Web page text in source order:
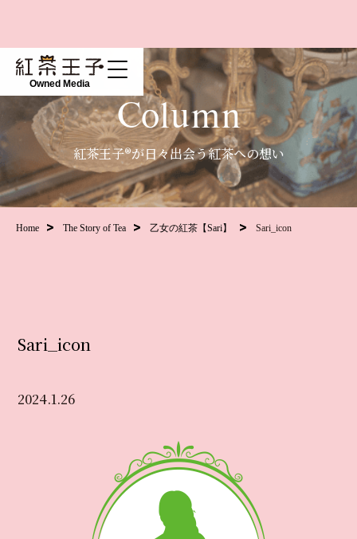
Owned Media
Column
紅茶王子®が日々出会う紅茶への想い
Home The Story of Tea 乙女の紅茶【Sari】 Sari_icon
Sari_icon
2024.1.26